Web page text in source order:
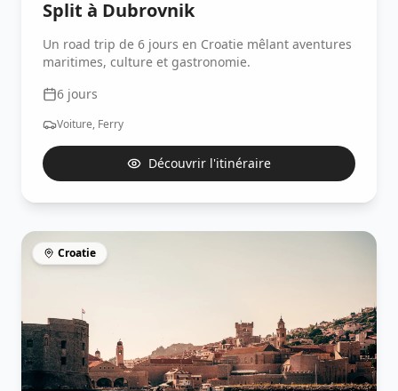
Split à Dubrovnik
Un road trip de 6 jours en Croatie mêlant aventures
maritimes, culture et gastronomie.
6 jours
Voiture, Ferry
Découvrir l'itinéraire
Croatie